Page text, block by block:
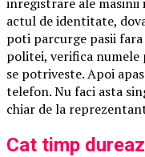
actul de identitate,
poti parcurge pasii
politei, verifica
se potriveste. Apoi
telefon. Nu faci asta
chiar de la
Cat timp